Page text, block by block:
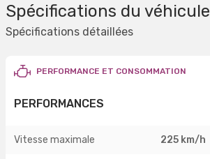
Spécifications du véhicule
Spécifications détaillées
PERFORMANCE ET CONSOMMATION
PERFORMANCES
Vitesse maximale 225 km/h